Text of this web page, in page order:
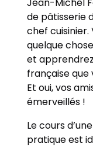
de pâtisserie
chef
quelque
et
française que
Et oui, vos
émerveillés !
Le cours
pratique est